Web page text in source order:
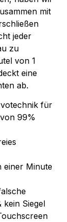
mit
jeder
zu
von 1
eine
ab.
für
99%
einer Minute
kein Siegel